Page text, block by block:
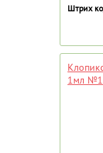
Штрих
1мл №1